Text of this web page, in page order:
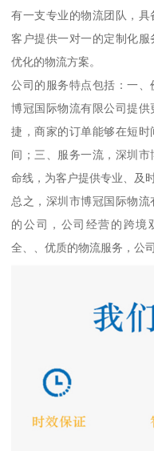
有一支专业的物流团队，
客户提供一对一的定制化
优化的物流方案。
公司的服务特点包括：一
博冠国际物流有限公司提
捷，商家的订单能够在短
间；三、服务一流，深圳
命线，为客户提供专业、及
总之，深圳市博冠国际物
的公司，公司经营的跨境
全、、优质的物流服务，公